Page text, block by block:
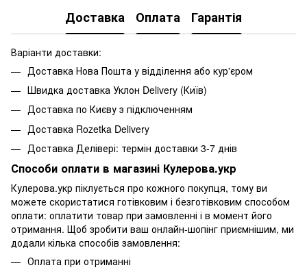
Доставка Оплата Гарантія
Варіанти доставки:
Доставка Нова Пошта у відділення або кур'єром
Швидка доставка Уклон Delivery (Київ)
Доставка по Києву з підключенням
Доставка Rozetka Delivery
Доставка Делівері: термін доставки 3-7 днів
Способи оплати в магазині Кулерова.укр
Кулерова.укр піклується про кожного покупця, тому ви
можете скористатися готівковим і безготівковим способом
оплати: оплатити товар при замовленні і в момент його
отримання. Щоб зробити ваш онлайн-шопінг приємнішим, ми
додали кілька способів замовлення:
Оплата при отриманні